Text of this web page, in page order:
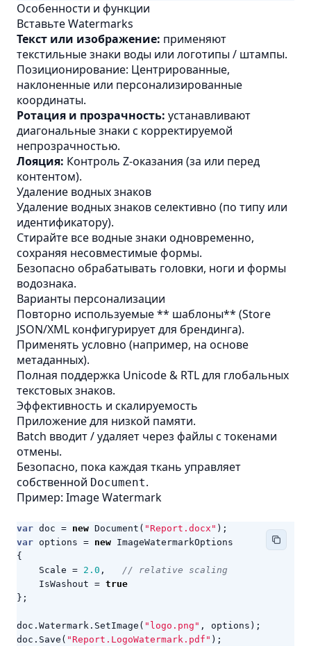
Особенности и функции
Вставьте Watermarks
Текст или изображение: применяют
текстильные знаки воды или логотипы / штампы.
Позиционирование: Центрированные,
наклоненные или персонализированные
координаты.
Ротация и прозрачность: устанавливают
диагональные знаки с корректируемой
непрозрачностью.
Лояция: Контроль Z-оказания (за или перед
контентом).
Удаление водных знаков
Удаление водных знаков селективно (по типу или
идентификатору).
Стирайте все водные знаки одновременно,
сохраняя несовместимые формы.
Безопасно обрабатывать головки, ноги и формы
водознака.
Варианты персонализации
Повторно используемые ** шаблоны** (Store
JSON/XML конфигурирует для брендинга).
Применять условно (например, на основе
метаданных).
Полная поддержка Unicode & RTL для глобальных
текстовых знаков.
Эффективность и скалируемость
Приложение для низкой памяти.
Batch вводит / удаляет через файлы с токенами
отмены.
Безопасно, пока каждая ткань управляет
собственной Document.
Пример: Image Watermark
var doc = new Document ( "Report.docx" );
var options = new ImageWatermarkOptions
{
Scale = 2.0 ,
// relative scaling
IsWashout = true
};
doc . Watermark . SetImage ( "logo.png" , options );
doc . Save ( "Report.LogoWatermark.pdf" );